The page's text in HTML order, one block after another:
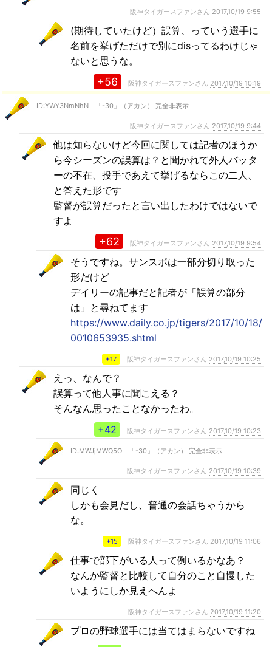
阪神タイガースファンさん 2017,10/19 9:55
(期待していたけど）誤算、っていう選手に
名前を挙げただけで別にdisってるわけじゃ
ないと思うな。
+56 阪神タイガースファンさん 2017,10/19 10:19
ID:YWY3NmNhN 「-30」（アカン） 完全非表示
阪神タイガースファンさん 2017,10/19 9:44
他は知らないけど今回に関しては記者のほうか
ら今シーズンの誤算は？と聞かれて外人バッタ
ーの不在、投手であえて挙げるならこの二人、
と答えた形です
監督が誤算だったと言い出したわけではないで
すよ
+62 阪神タイガースファンさん 2017,10/19 9:54
そうですね。サンスポは一部分切り取った
形だけど
デイリーの記事だと記者が「誤算の部分
は」と尋ねてます
https://www.daily.co.jp/tigers/2017/10/18/
0010653935.shtml
+17 阪神タイガースファンさん 2017,10/19 10:25
えっ、なんで？
誤算って他人事に聞こえる？
そんなん思ったことなかったわ。
+42
阪神タイガースファンさん 2017,10/19 10:23
ID:MWJjMWQ5O 「-30」（アカン） 完全非表示
阪神タイガースファンさん 2017,10/19 10:39
同じく
しかも会見だし、普通の会話ちゃうから
な。
+15 阪神タイガースファンさん 2017,10/19 11:06
仕事で部下がいる人って例いるかなあ？
なんか監督と比較して自分のこと自慢した
いようにしか見えへんよ
阪神タイガースファンさん 2017,10/19 11:20
プロの野球選手には当てはまらないですね